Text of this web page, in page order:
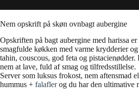
Nem opskrift på skøn ovnbagt aubergine
Opskriften på bagt aubergine med harissa
smagfulde køkken med varme krydderier
tahin, couscous, god feta og
nem at lave, fuld af smag og tilfredsstillelse.
Server som luksus frokost, nem aftensmad
hummus + falaflerog du har den ultimative